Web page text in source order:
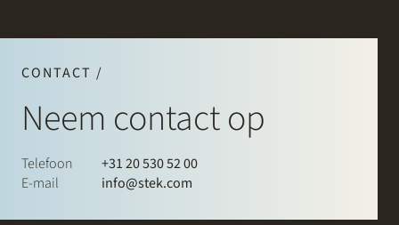
CONTACT /
Neem contact op
Telefoon
+31 20 530 52 00
E-mail
info@stek.com